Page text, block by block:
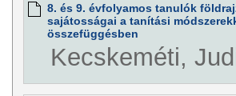
8. és 9. évfolyamos tanulók
sajátosságai a tanítási
összefüggésben
Kecskeméti,